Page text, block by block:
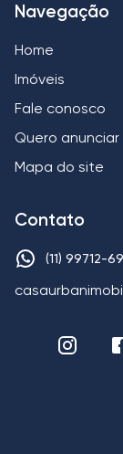
Navegação
Home
Imóveis
Fale conosco
Quero anunciar
Mapa do site
Contato
(11) 99712-